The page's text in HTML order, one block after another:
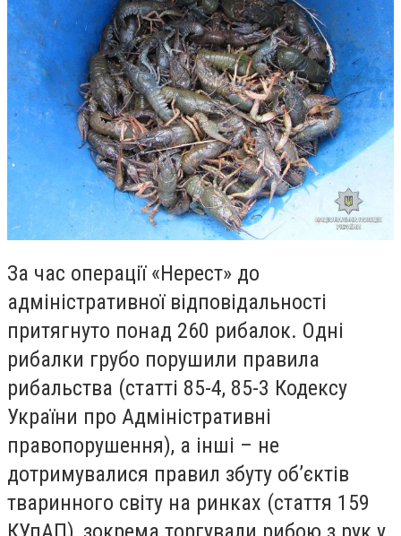
За час операції «Нерест» до
адміністративної відповідальності
притягнуто понад 260 рибалок. Одні
рибалки грубо порушили правила
рибальства (статті 85-4, 85-3 Кодексу
України про Адміністративні
правопорушення), а інші – не
дотримувалися правил збуту об’єктів
тваринного світу на ринках (стаття 159